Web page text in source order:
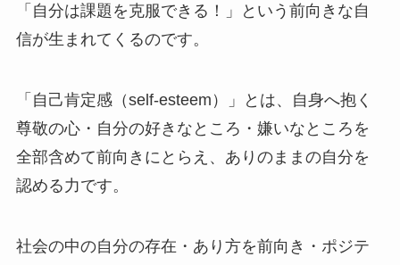
「自分は課題を克服できる！」という前向きな自
信が生まれてくるのです。
「自己肯定感（self-esteem）」とは、自身へ抱く
尊敬の心・自分の好きなところ・嫌いなところを
全部含めて前向きにとらえ、ありのままの自分を
認める力です。
社会の中の自分の存在・あり方を前向き・ポジテ